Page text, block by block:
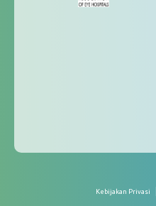
Kebijakan Privasi